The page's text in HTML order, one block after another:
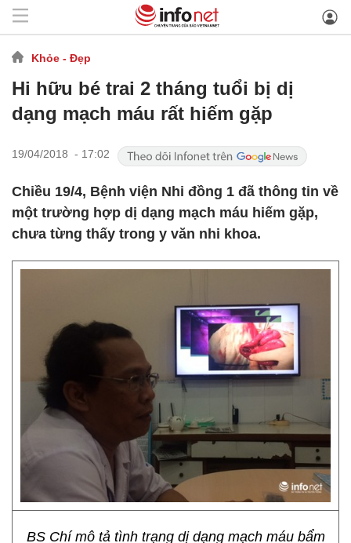
Khỏe - Đẹp
Hi hữu bé trai 2 tháng tuổi bị dị
dạng mạch máu rất hiếm gặp
19/04/2018 - 17:02
Chiều 19/4, Bệnh viện Nhi đồng 1 đã thông tin về
một trường hợp dị dạng mạch máu hiếm gặp,
chưa từng thấy trong y văn nhi khoa.
BS Chí mô tả tình trạng dị dạng mạch máu bẩm